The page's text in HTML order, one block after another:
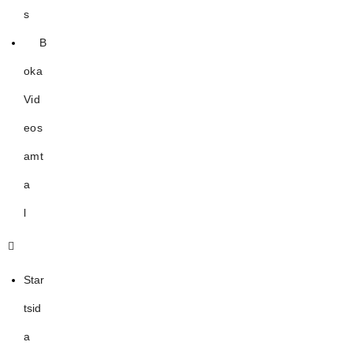
s
B
oka
Vid
eos
amt
a
l
Star
tsid
a